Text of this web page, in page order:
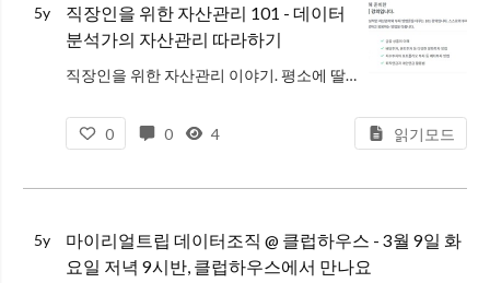
5y
직장인을 위한 자산관리 101 - 데이터
분석가의 자산관리 따라하기
직장인을 위한 자산관리 이야기. 평소에 딸래미가 중학생 정도 되면 알려주려고 경제와 금융에 대한 기초 상식 자료를 틈틈히 정리하고 있었는데, 가족/친구들과 이 주제로 이야기하다보니 의외로(?) 여기에 대해 잘 모르는 사람들이 많
0 0 4 읽기모드
5y
마이리얼트립 데이터조직 @ 클럽하우스 - 3월 9일 화
요일 저녁 9시반, 클럽하우스에서 만나요